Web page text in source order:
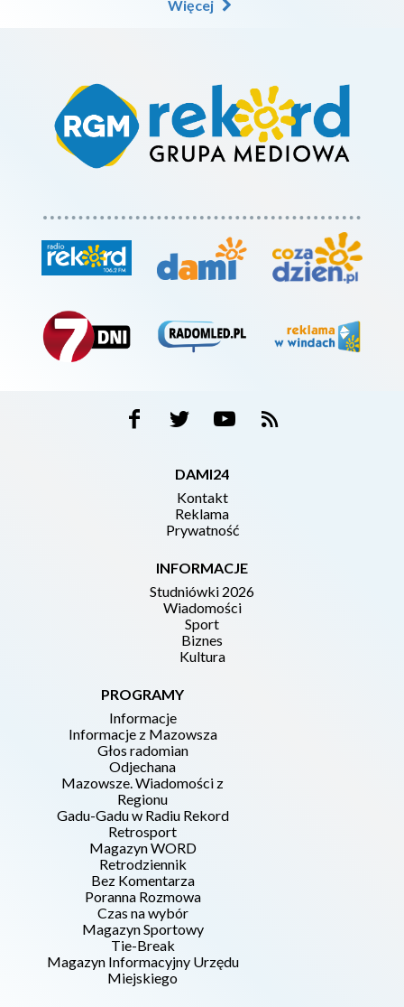
Więcej
DAMI24
Kontakt
Reklama
Prywatność
INFORMACJE
Studniówki 2026
Wiadomości
Sport
Biznes
Kultura
PROGRAMY
Informacje
Informacje z Mazowsza
Głos radomian
Odjechana
Mazowsze. Wiadomości z
Regionu
Gadu-Gadu w Radiu Rekord
Retrosport
Magazyn WORD
Retrodziennik
Bez Komentarza
Poranna Rozmowa
Czas na wybór
Magazyn Sportowy
Tie-Break
Magazyn Informacyjny Urzędu
Miejskiego